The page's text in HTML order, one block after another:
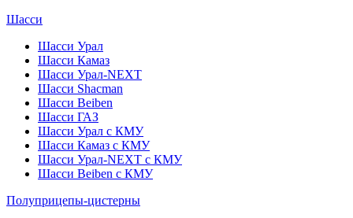
Шасси
Шасси Урал
Шасси Камаз
Шасси Урал-NEXT
Шасси Shacman
Шасси Beiben
Шасси ГАЗ
Шасси Урал с КМУ
Шасси Камаз с КМУ
Шасси Урал-NEXT с КМУ
Шасси Beiben с КМУ
Полуприцепы-цистерны